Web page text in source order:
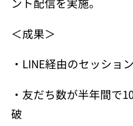
＜成果＞
・LINE経由のセッショ
・友だち数が半年間で
破